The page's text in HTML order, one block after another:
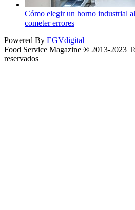
Cómo elegir un horno industrial
cometer errores
Powered By EGVdigital
Food Service Magazine ® 2013-2023
reservados